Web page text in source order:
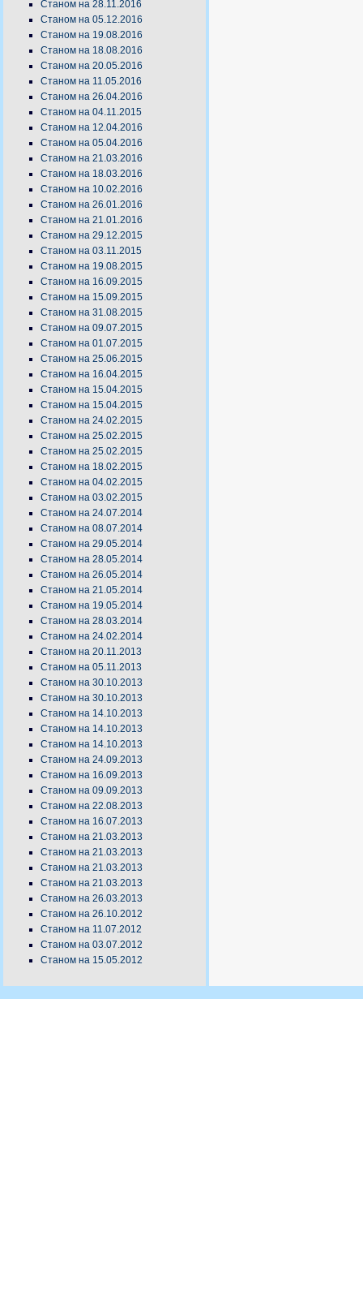
Станом на 28.11.2016
Станом на 05.12.2016
Станом на 19.08.2016
Станом на 18.08.2016
Станом на 20.05.2016
Станом на 11.05.2016
Станом на 26.04.2016
Станом на 04.11.2015
Станом на 12.04.2016
Станом на 05.04.2016
Станом на 21.03.2016
Станом на 18.03.2016
Станом на 10.02.2016
Станом на 26.01.2016
Станом на 21.01.2016
Станом на 29.12.2015
Станом на 03.11.2015
Станом на 19.08.2015
Станом на 16.09.2015
Станом на 15.09.2015
Станом на 31.08.2015
Станом на 09.07.2015
Станом на 01.07.2015
Станом на 25.06.2015
Станом на 16.04.2015
Станом на 15.04.2015
Станом на 15.04.2015
Станом на 24.02.2015
Станом на 25.02.2015
Станом на 25.02.2015
Станом на 18.02.2015
Станом на 04.02.2015
Станом на 03.02.2015
Станом на 24.07.2014
Станом на 08.07.2014
Станом на 29.05.2014
Станом на 28.05.2014
Станом на 26.05.2014
Станом на 21.05.2014
Станом на 19.05.2014
Станом на 28.03.2014
Станом на 24.02.2014
Станом на 20.11.2013
Станом на 05.11.2013
Станом на 30.10.2013
Станом на 30.10.2013
Станом на 14.10.2013
Станом на 14.10.2013
Станом на 14.10.2013
Станом на 24.09.2013
Станом на 16.09.2013
Станом на 09.09.2013
Станом на 22.08.2013
Станом на 16.07.2013
Станом на 21.03.2013
Станом на 21.03.2013
Станом на 21.03.2013
Станом на 21.03.2013
Станом на 26.03.2013
Станом на 26.10.2012
Станом на 11.07.2012
Станом на 03.07.2012
Станом на 15.05.2012